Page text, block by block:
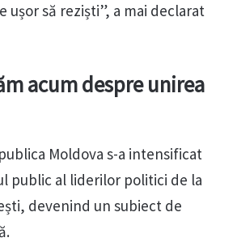
ușor să reziști”, a mai declarat
acum despre unirea
Moldova s-a intensificat
public al liderilor politici de la
devenind un subiect de